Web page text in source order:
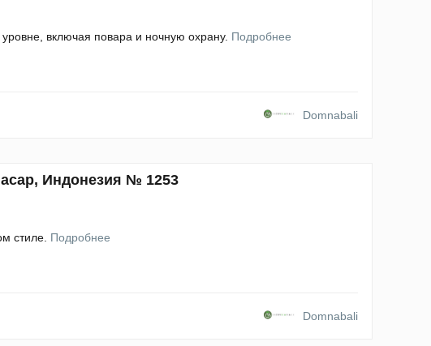
включая повара и ночную охрану. Подробнее
Domnabali
Индонезия № 1253
стиле. Подробнее
Domnabali